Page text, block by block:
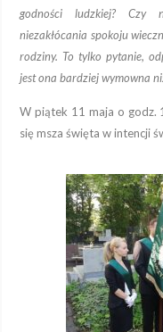
godności ludzkiej? Czy
niezakłócania spokoju
rodziny. To tylko pytanie,
jest ona bardziej wymowna
W piątek 11 maja o godz.
się msza święta w intencji